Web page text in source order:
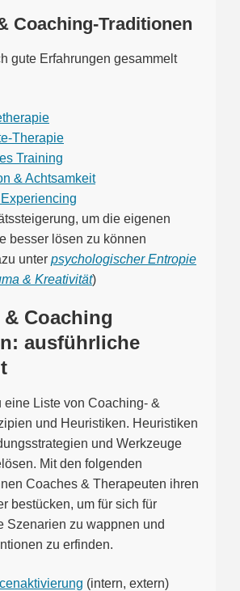
Coaching-Traditionen
gute Erfahrungen gesammelt
Therapie
Training
& Achtsamkeit
um die eigenen
besser lösen zu können
unter psychologischer Entropie
& Kreativität)
Coaching
ausführliche
eine Liste von Coaching- &
und Heuristiken. Heuristiken
und Werkzeuge
Mit den folgenden
Coaches & Therapeuten ihren
bestücken, um für sich für
Szenarien zu wappnen und
zu erfinden.
(intern, extern)